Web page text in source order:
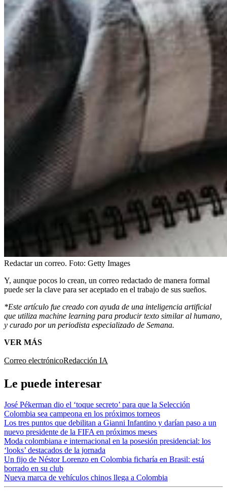
Redactar un correo. Foto: Getty Images
Y, aunque pocos lo crean, un correo redactado de manera formal
puede ser la clave para ser aceptado en el trabajo de sus sueños.
*Este artículo fue creado con ayuda de una inteligencia artificial
que utiliza machine learning para producir texto similar al humano,
y curado por un periodista especializado de Semana.
VER MÁS
Correo electrónicoRedacción IA
Le puede interesar
José Pékerman dio el ‘toque secreto’ para que la Selección
Colombia sea campeona en los próximos torneos
Los tres puntos que debilitan a Gianni Infantino y darían paso a un
nuevo presidente de la FIFA en próximos meses
Moda colombiana e internacional en la posesión presidencial: los
‘looks’ destacados de la jornada
Un fijo de Néstor Lorenzo en Colombia ficharía en Brasil: está
borrado en su club
Nueva marca de vehículos chinos llega a Colombia